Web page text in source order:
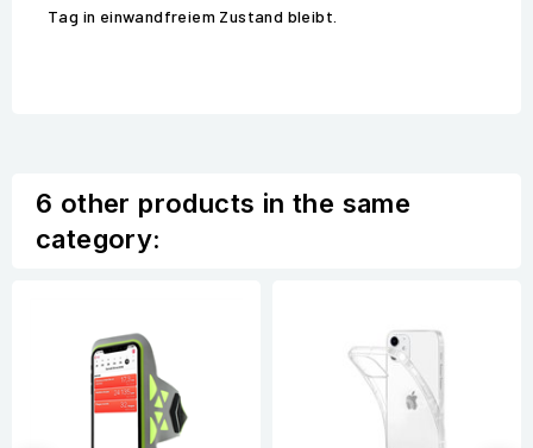
Tag in einwandfreiem Zustand bleibt.
6 other products in the same
category: